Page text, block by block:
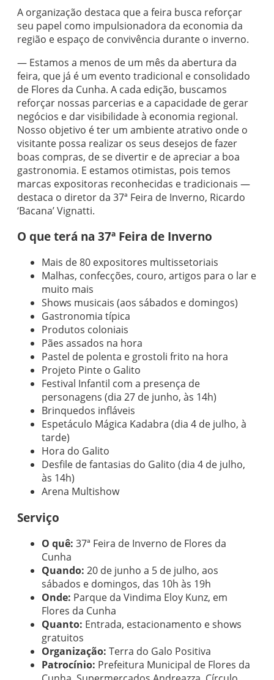
A organização destaca que a feira busca reforçar
seu papel como impulsionadora da economia da
região e espaço de convivência durante o inverno.
— Estamos a menos de um mês da abertura da
feira, que já é um evento tradicional e consolidado
de Flores da Cunha. A cada edição, buscamos
reforçar nossas parcerias e a capacidade de gerar
negócios e dar visibilidade à economia regional.
Nosso objetivo é ter um ambiente atrativo onde o
visitante possa realizar os seus desejos de fazer
boas compras, de se divertir e de apreciar a boa
gastronomia. E estamos otimistas, pois temos
marcas expositoras reconhecidas e tradicionais —
destaca o diretor da 37ª Feira de Inverno, Ricardo
‘Bacana’ Vignatti.
O que terá na 37ª Feira de Inverno
Mais de 80 expositores multissetoriais
Malhas, confecções, couro, artigos para o lar e
muito mais
Shows musicais (aos sábados e domingos)
Gastronomia típica
Produtos coloniais
Pães assados na hora
Pastel de polenta e grostoli frito na hora
Projeto Pinte o Galito
Festival Infantil com a presença de
personagens (dia 27 de junho, às 14h)
Brinquedos infláveis
Espetáculo Mágica Kadabra (dia 4 de julho, à
tarde)
Hora do Galito
Desfile de fantasias do Galito (dia 4 de julho,
às 14h)
Arena Multishow
Serviço
O quê: 37ª Feira de Inverno de Flores da
Cunha
Quando: 20 de junho a 5 de julho, aos
sábados e domingos, das 10h às 19h
Onde: Parque da Vindima Eloy Kunz, em
Flores da Cunha
Quanto: Entrada, estacionamento e shows
gratuitos
Organização: Terra do Galo Positiva
Patrocínio: Prefeitura Municipal de Flores da